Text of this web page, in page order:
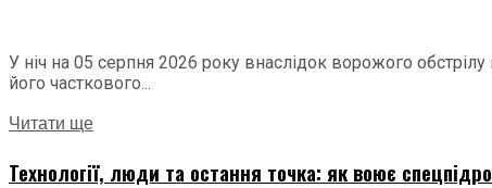
У ніч на 05 серпня 2026 року внаслідок ворожого
його часткового...
Читати ще
Технології, люди та остання точка: як воює